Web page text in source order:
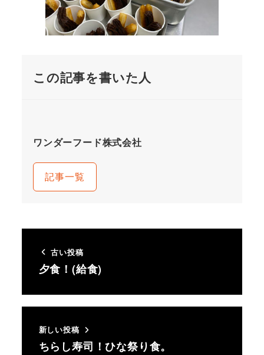
この記事を書いた人
ワンダーフード株式会社
記事一覧
古い投稿
夕食！(給食)
新しい投稿
ちらし寿司！ひな祭り食。